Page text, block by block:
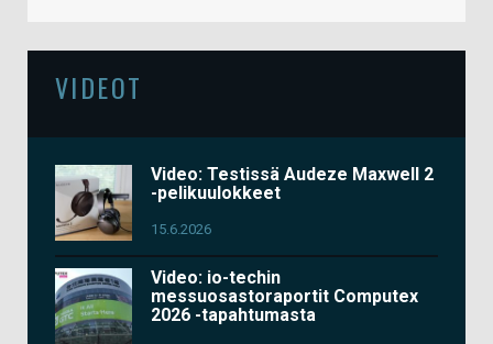
VIDEOT
Video: Testissä Audeze Maxwell 2
-pelikuulokkeet
15.6.2026
Video: io-techin
messuosastoraportit Computex
2026 -tapahtumasta